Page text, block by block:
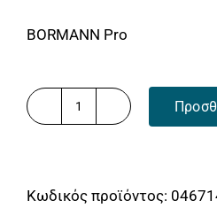
BORMANN Pro
ΜΥΤΟΤΣΙΜΠΙΔΟ
11.5cm
Κωδικός προϊόντος: